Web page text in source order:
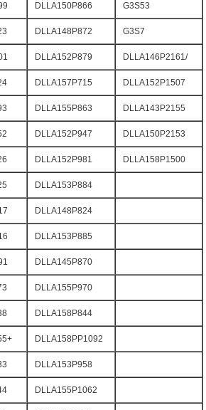
DLLA150P866 G3S53
DLLA148P872 G3S7
DLLA152P879 DLLA146P2161/
DLLA157P715 DLLA152P1507
DLLA155P863 DLLA143P2155
DLLA152P947 DLLA150P2153
DLLA152P981 DLLA158P1500
DLLA153P884
DLLA148P824
DLLA153P885
DLLA145P870
DLLA155P970
DLLA158P844
DLLA158PP1092
DLLA153P958
DLLA155P1062